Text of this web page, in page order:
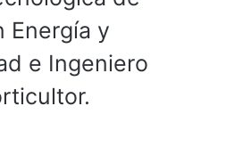
Energía y
e Ingeniero